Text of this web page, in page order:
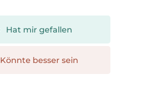
Hat mir gefallen
Könnte besser sein